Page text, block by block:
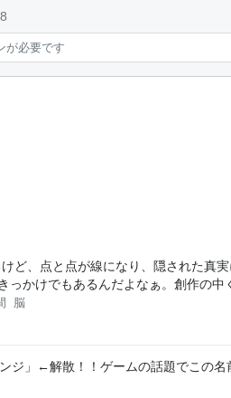
が必要です
ど、点と点が線になり、隠された真
っかけでもあるんだよなぁ。創作の
脳
ンジ」←解散！！ゲームの話題でこの